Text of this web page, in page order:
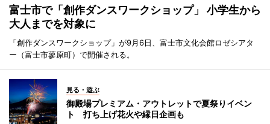
富士市で「創作ダンスワークショップ」 小学生から
大人までを対象に
「創作ダンスワークショップ」が9月6日、富士市文化会館ロゼシアタ
ー（富士市蓼原町）で開催される。
見る・遊ぶ
御殿場プレミアム・アウトレットで夏祭りイベン
ト 打ち上げ花火や縁日企画も